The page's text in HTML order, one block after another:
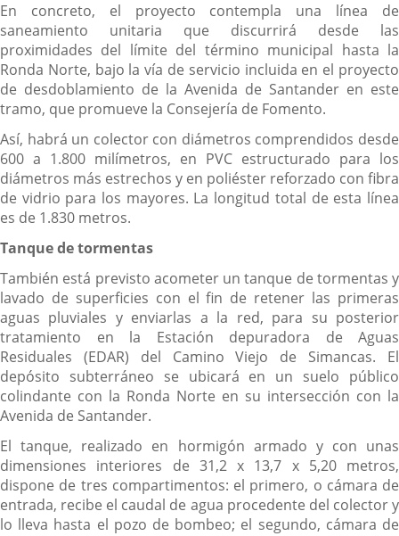
En concreto, el proyecto contempla una línea de
saneamiento unitaria que discurrirá desde las
proximidades del límite del término municipal hasta la
Ronda Norte, bajo la vía de servicio incluida en el proyecto
de desdoblamiento de la Avenida de Santander en este
tramo, que promueve la Consejería de Fomento.
Así, habrá un colector con diámetros comprendidos desde
600 a 1.800 milímetros, en PVC estructurado para los
diámetros más estrechos y en poliéster reforzado con fibra
de vidrio para los mayores. La longitud total de esta línea
es de 1.830 metros.
Tanque de tormentas
También está previsto acometer un tanque de tormentas y
lavado de superficies con el fin de retener las primeras
aguas pluviales y enviarlas a la red, para su posterior
tratamiento en la Estación depuradora de Aguas
Residuales (EDAR) del Camino Viejo de Simancas. El
depósito subterráneo se ubicará en un suelo público
colindante con la Ronda Norte en su intersección con la
Avenida de Santander.
El tanque, realizado en hormigón armado y con unas
dimensiones interiores de 31,2 x 13,7 x 5,20 metros,
dispone de tres compartimentos: el primero, o cámara de
entrada, recibe el caudal de agua procedente del colector y
lo lleva hasta el pozo de bombeo; el segundo, cámara de